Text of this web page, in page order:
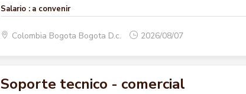
Salario : a convenir
Colombia Bogota Bogota D.c. 2026/08/07
Soporte tecnico - comercial